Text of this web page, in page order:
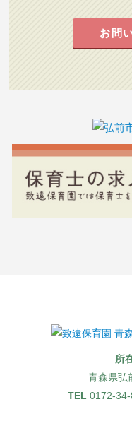
お問
所
青森県弘
TEL 0172-